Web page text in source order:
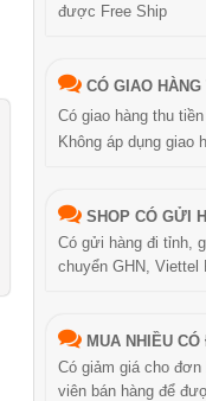
được Free Ship
CÓ GIAO
Có giao hàng thu tiền
Không áp dụng giao
SHOP CÓ GỬI
Có gửi hàng đi tỉnh,
chuyển GHN,
MUA NHIỀU
Có giảm giá cho
viên bán hàng để